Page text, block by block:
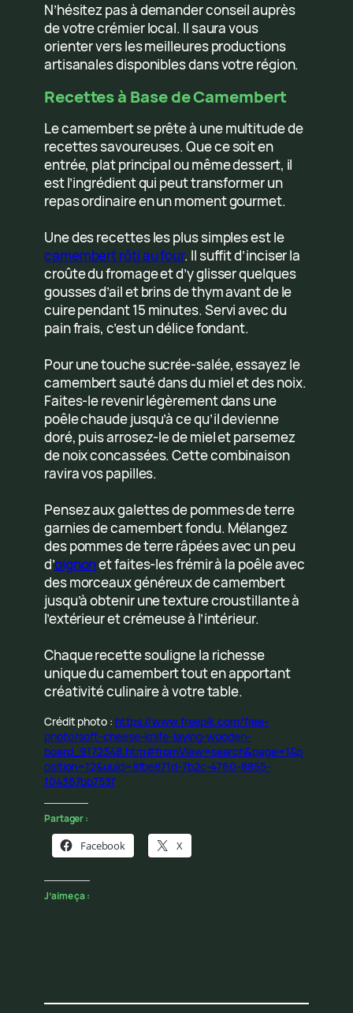
N’hésitez pas à demander conseil auprès
de votre crémier local. Il saura vous
orienter vers les meilleures productions
artisanales disponibles dans votre région.
Recettes à Base de Camembert
Le camembert se prête à une multitude de
recettes savoureuses. Que ce soit en
entrée, plat principal ou même dessert, il
est l’ingrédient qui peut transformer un
repas ordinaire en un moment gourmet.
Une des recettes les plus simples est le
camembert rôti au four. Il suffit d’inciser la
croûte du fromage et d’y glisser quelques
gousses d’ail et brins de thym avant de le
cuire pendant 15 minutes. Servi avec du
pain frais, c’est un délice fondant.
Pour une touche sucrée-salée, essayez le
camembert sauté dans du miel et des noix.
Faites-le revenir légèrement dans une
poêle chaude jusqu’à ce qu’il devienne
doré, puis arrosez-le de miel et parsemez
de noix concassées. Cette combinaison
ravira vos papilles.
Pensez aux galettes de pommes de terre
garnies de camembert fondu. Mélangez
des pommes de terre râpées avec un peu
d’oignonet faites-les frémir à la poêle avec
des morceaux généreux de camembert
jusqu’à obtenir une texture croustillante à
l’extérieur et crémeuse à l’intérieur.
Chaque recette souligne la richesse
unique du camembert tout en apportant
créativité culinaire à votre table.
Crédit photo : https://www.freepik.com/free-
photo/soft-cheese-knife-laying-wooden-
board_9172348.htm#fromView=search&page=1&p
osition=12&uuid=8fbe871d-7b2c-4760-8855-
104367bb753f
Partager :
Facebook X
J’aime ça :